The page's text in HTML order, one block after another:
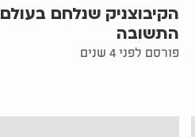
הקיבוצניק שנלחם בעולם
התשובה
פורסם לפני 4 שנים